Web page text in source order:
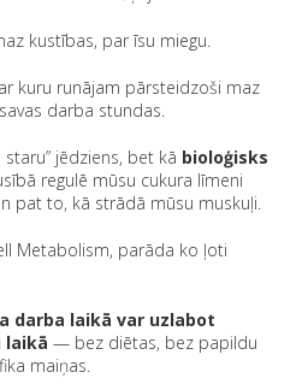
kustības, par īsu miegu.
kuru runājam pārsteidzoši maz
darba stundas.
jēdziens, bet kā bioloģisks
regulē mūsu cukura līmeni
pat to, kā strādā mūsu muskuļi.
Metabolism, parāda ko ļoti
darba laikā var uzlabot
laikā — bez diētas, bez papildu
maiņas.